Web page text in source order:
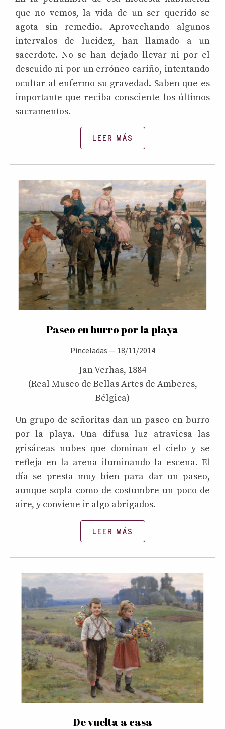
que no vemos, la vida de un ser querido se
agota sin remedio. Aprovechando algunos
intervalos de lucidez, han llamado a un
sacerdote. No se han dejado llevar ni por el
descuido ni por un erróneo cariño, intentando
ocultar al enfermo su gravedad. Saben que es
importante que reciba consciente los últimos
sacramentos.
LEER MÁS
Paseo en burro por la playa
Pinceladas — 18/11/2014
Jan Verhas, 1884
(Real Museo de Bellas Artes de Amberes,
Bélgica)
Un grupo de señoritas dan un paseo en burro
por la playa. Una difusa luz atraviesa las
grisáceas nubes que dominan el cielo y se
refleja en la arena iluminando la escena. El
día se presta muy bien para dar un paseo,
aunque sopla como de costumbre un poco de
aire, y conviene ir algo abrigados.
LEER MÁS
De vuelta a casa